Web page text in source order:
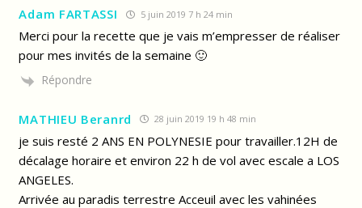
Adam FARTASSI 5 juin 2019 7 h 24 min
Merci pour la recette que je vais m’empresser de réaliser
pour mes invités de la semaine 🙂
Répondre
MATHIEU Beranrd 28 juin 2019 19 h 48 min
je suis resté 2 ANS EN POLYNESIE pour travailler.12H de
décalage horaire et environ 22 h de vol avec escale a LOS
ANGELES.
Arrivée au paradis terrestre Acceuil avec les vahinées